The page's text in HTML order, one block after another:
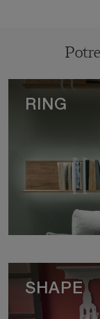
RING
SHAPE